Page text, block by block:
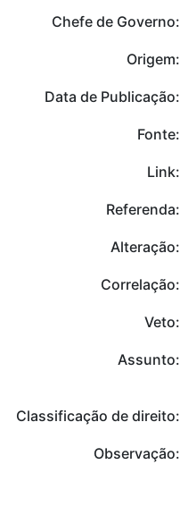
Chefe de Governo:
Origem:
Data de Publicação:
Fonte:
Link:
Referenda:
Alteração:
Correlação:
Veto:
Assunto:
Classificação de direito:
Observação: